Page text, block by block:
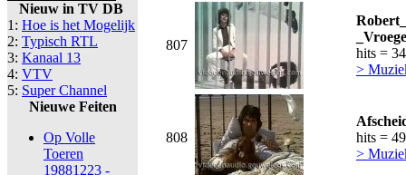
Nieuw in TV DB
1: Hoe is het Mogelijk
2: Typisch RTL
3: Kanaal 13
4: VTV
5: Super Channel
Nieuwe Feiten
Op Volle
Toeren
19881223 -
807
hits =
>
808
hits =
>